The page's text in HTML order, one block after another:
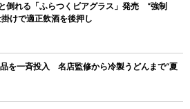
倒れる「ふらつくビアグラス」発売 “強制
けで適正飲酒を後押し
を一斉投入 名店監修から冷製うどんまで“夏